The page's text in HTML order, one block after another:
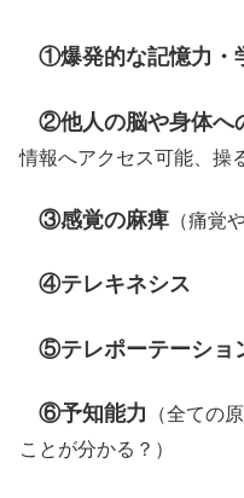
①爆発的な記憶力・
②他人の脳や身体へ
情報へアクセス可能、操
③感覚の麻痺 （痛覚
④テレキネシス
⑤テレポーテーショ
⑥予知能力
（全ての
ことが分かる？）